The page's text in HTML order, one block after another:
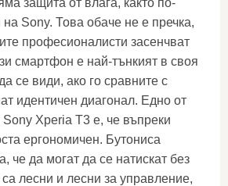
защита от влага, както по-
Sony. Това обаче не е пречка,
професионалисти засенчват
смартфон е най-тънкият в своя
се види, ако го сравните с
идентичен диагонал. Едно от
Xperia T3 е, че въпреки
ергономичен. Бутониса
че да могат да се натискат без
лесни и лесни за управление,